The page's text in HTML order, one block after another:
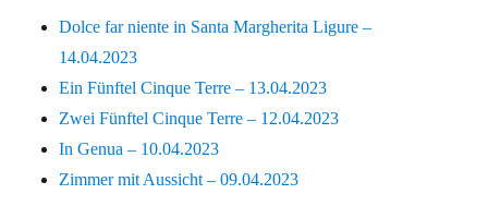
Dolce far niente in Santa Margherita Ligure –
14.04.2023
Ein Fünftel Cinque Terre – 13.04.2023
Zwei Fünftel Cinque Terre – 12.04.2023
In Genua – 10.04.2023
Zimmer mit Aussicht – 09.04.2023